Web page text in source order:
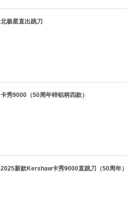
北极星直出跳刀
卡秀9000（50周年锌铝柄四款）
2025新款Kershaw卡秀9000直跳刀（50周年）